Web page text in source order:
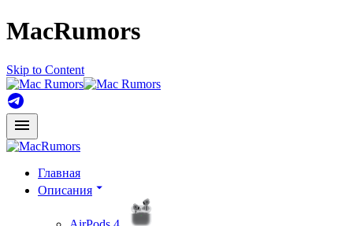
MacRumors
Skip to Content
Главная
Описания